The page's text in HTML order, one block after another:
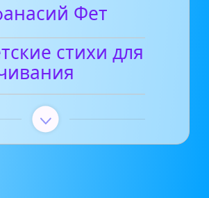
Фет
стихи для